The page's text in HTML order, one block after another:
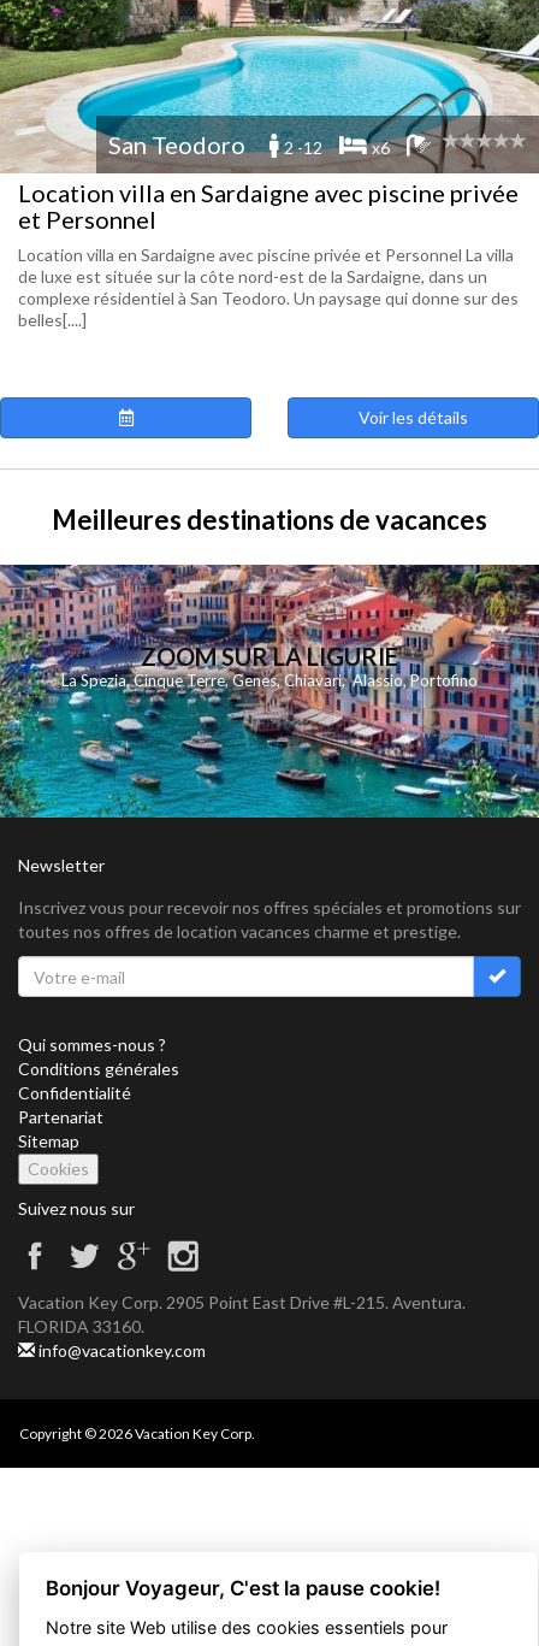
San Teodoro 2 -12 x6
Location villa en Sardaigne avec piscine privée
et Personnel
Location villa en Sardaigne avec piscine privée et Personnel La villa
de luxe est située sur la côte nord-est de la Sardaigne, dans un
complexe résidentiel à San Teodoro. Un paysage qui donne sur des
belles[....]
Voir les détails
Meilleures destinations de vacances
ZOOM SUR LA LIGURIE
La Spezia,Cinque Terre,Genes,Chiavari,Alassio,Portofino
Newsletter
Inscrivez vous pour recevoir nos offres spéciales et promotions sur
toutes nos offres de location vacances charme et prestige.
Qui sommes-nous ?
Conditions générales
Confidentialité
Partenariat
Sitemap
Cookies
Suivez nous sur
Vacation Key Corp. 2905 Point East Drive #L-215. Aventura.
FLORIDA 33160.
info@vacationkey.com
Copyright © 2026 Vacation Key Corp.
Bonjour Voyageur, C'est la pause cookie!
Notre site Web utilise des cookies essentiels pour